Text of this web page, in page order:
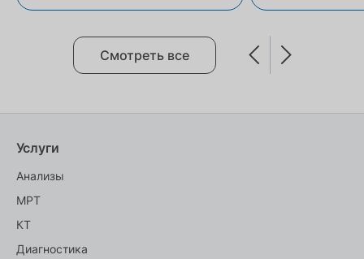
Смотреть все
Услуги
Анализы
МРТ
КТ
Диагностика